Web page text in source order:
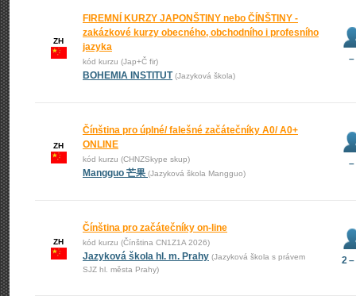
ZH
FIREMNÍ KURZY JAPONŠTINY nebo ČÍNŠTINY -
zakázkové kurzy obecného, obchodního i profesního
jazyka
kód kurzu (Jap+Č fir)
BOHEMIA INSTITUT (Jazyková škola)
–
ZH
Čínština pro úplné/ falešné začátečníky A0/ A0+
ONLINE
kód kurzu (CHNZSkype skup)
Mangguo 芒果 (Jazyková škola Mangguo)
–
ZH
Čínština pro začátečníky on-line
kód kurzu (Čínština CN1Z1A 2026)
Jazyková škola hl. m. Prahy (Jazyková škola s právem
SJZ hl. města Prahy)
2